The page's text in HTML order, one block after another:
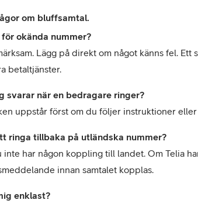
om bluffsamtal.
okända nummer?
Lägg på direkt om något känns fel. Ett
betaltjänster.
svarar när en bedragare ringer?
uppstår först om du följer instruktioner
ringa tillbaka på utländska nummer?
inte har någon koppling till landet. Om Telia
innan samtalet kopplas.
enklast?